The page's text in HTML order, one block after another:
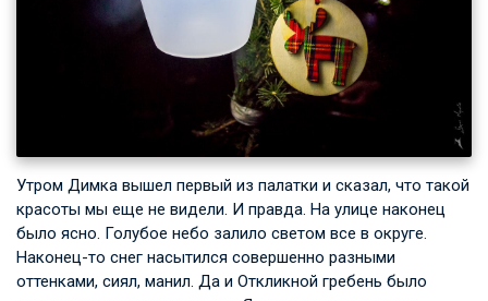
Утром Димка вышел первый из палатки и сказал, что такой
красоты мы еще не видели. И правда. На улице наконец
было ясно. Голубое небо залило светом все в округе.
Наконец-то снег насытился совершенно разными
оттенками, сиял, манил. Да и Откликной гребень было